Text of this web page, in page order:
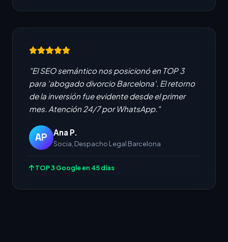
"El SEO semántico nos posicionó en TOP 3
para 'abogado divorcio Barcelona'. El retorno
de la inversión fue evidente desde el primer
mes. Atención 24/7 por WhatsApp."
AP Ana P.
Socia, Despacho Legal Barcelona
TOP 3 Google en 45 días